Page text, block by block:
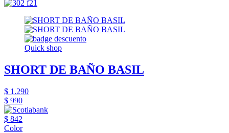
Quick shop
SHORT DE BAÑO BASIL
$ 1.290
$ 990
$ 842
Color